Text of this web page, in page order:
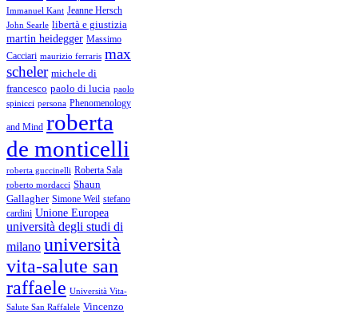
Immanuel Kant Jeanne Hersch
John Searle libertà e giustizia
martin heidegger Massimo
Cacciari maurizio ferraris max
scheler michele di
francesco paolo di lucia paolo
spinicci persona Phenomenology
and Mind roberta
de monticelli
roberta guccinelli Roberta Sala
roberto mordacci Shaun
Gallagher Simone Weil stefano
cardini Unione Europea
università degli studi di
milano università
vita-salute san
raffaele Università Vita-
Salute San Raffalele Vincenzo